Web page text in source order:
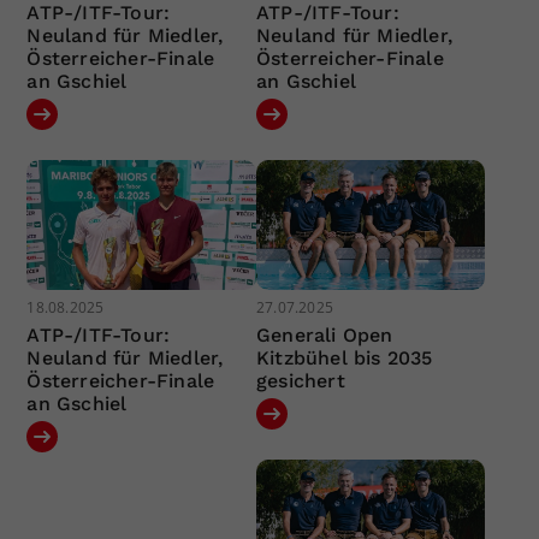
ATP-/ITF-Tour:
Neuland für Miedler,
Österreicher-Finale
an Gschiel
ATP-/ITF-Tour:
Neuland für Miedler,
Österreicher-Finale
an Gschiel
18.08.2025
ATP-/ITF-Tour:
Neuland für Miedler,
Österreicher-Finale
an Gschiel
27.07.2025
Generali Open
Kitzbühel bis 2035
gesichert